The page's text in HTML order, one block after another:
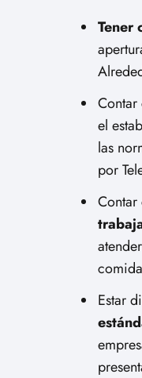
Tener
Contar
el
las
por
Contar
Estar